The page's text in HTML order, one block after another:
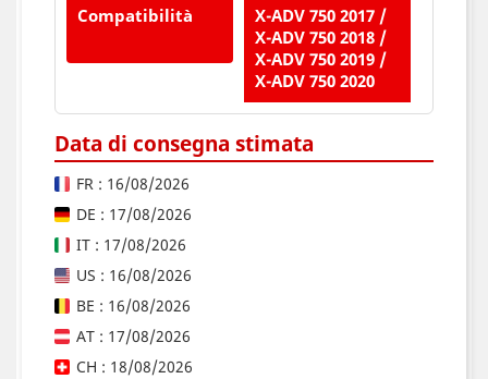
Compatibilità
X-ADV 750 2017 /
X-ADV 750 2018 /
X-ADV 750 2019 /
X-ADV 750 2020
Data di consegna stimata
FR : 16/08/2026
DE : 17/08/2026
IT : 17/08/2026
US : 16/08/2026
BE : 16/08/2026
AT : 17/08/2026
CH : 18/08/2026